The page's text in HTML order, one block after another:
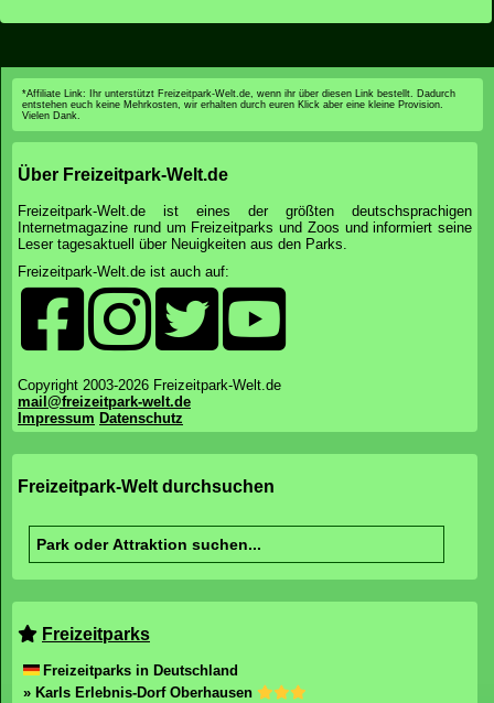
*Affiliate Link: Ihr unterstützt Freizeitpark-Welt.de, wenn ihr über diesen Link bestellt. Dadurch
entstehen euch keine Mehrkosten, wir erhalten durch euren Klick aber eine kleine Provision.
Vielen Dank.
Über Freizeitpark-Welt.de
Freizeitpark-Welt.de ist eines der größten deutschsprachigen
Internetmagazine rund um Freizeitparks und Zoos und informiert seine
Leser tagesaktuell über Neuigkeiten aus den Parks.
Freizeitpark-Welt.de ist auch auf:
Copyright 2003-2026 Freizeitpark-Welt.de
mail@freizeitpark-welt.de
Impressum Datenschutz
Freizeitpark-Welt durchsuchen
Freizeitparks
Freizeitparks in Deutschland
» Karls Erlebnis-Dorf Oberhausen